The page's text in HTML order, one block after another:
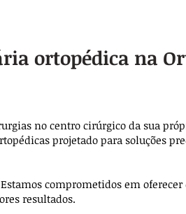
ortopédica na
no centro cirúrgico da sua
projetado para soluções
Estamos comprometidos em
resultados.